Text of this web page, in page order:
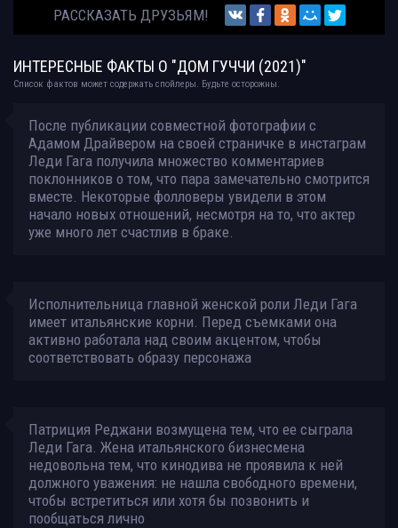
РАССКАЗАТЬ ДРУЗЬЯМ!
ИНТЕРЕСНЫЕ ФАКТЫ О "ДОМ ГУЧЧИ (2021)"
Список фактов может содержать спойлеры. Будьте осторожны.
После публикации совместной фотографии с
Адамом Драйвером на своей страничке в инстаграм
Леди Гага получила множество комментариев
поклонников о том, что пара замечательно смотрится
вместе. Некоторые фолловеры увидели в этом
начало новых отношений, несмотря на то, что актер
уже много лет счастлив в браке.
Исполнительница главной женской роли Леди Гага
имеет итальянские корни. Перед съемками она
активно работала над своим акцентом, чтобы
соответствовать образу персонажа
Патриция Реджани возмущена тем, что ее сыграла
Леди Гага. Жена итальянского бизнесмена
недовольна тем, что кинодива не проявила к ней
должного уважения: не нашла свободного времени,
чтобы встретиться или хотя бы позвонить и
пообщаться лично